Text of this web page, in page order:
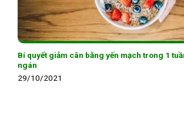
Bí quyết giảm cân bằng yến mạch trong 1
ngán
29/10/2021